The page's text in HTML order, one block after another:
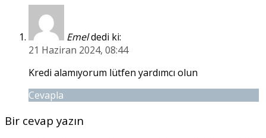
Emeldedi ki:
21 Haziran 2024, 08:44
Kredi alamıyorum lütfen yardımcı olun
Cevapla
Bir cevap yazın